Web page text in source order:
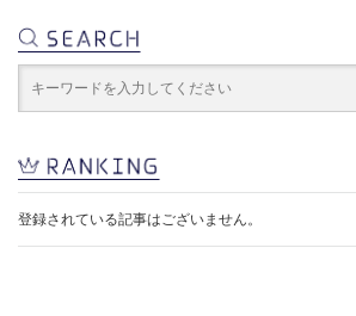
登録されている記事はございません。